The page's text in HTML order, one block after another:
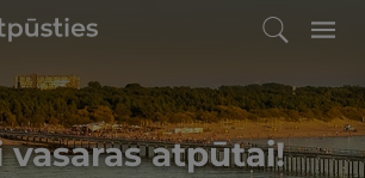
vasaras atpūtai!